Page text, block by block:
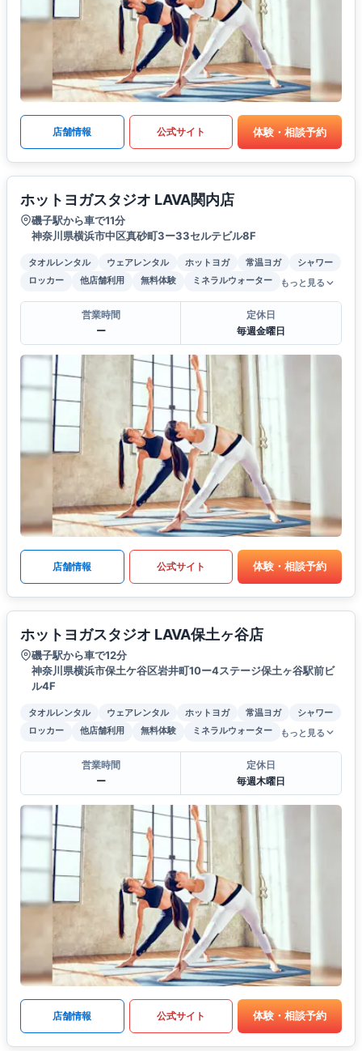
店舗情報 公式サイト 体験・相談予約
ホットヨガスタジオ LAVA関内店
磯子駅から車で11分
神奈川県横浜市中区真砂町3ー33セルテビル8F
タオルレンタル ウェアレンタル ホットヨガ 常温ヨガ
シャワー
ロッカー
他店舗利用 無料体験 ミネラルウォーター もっと見る
営業時間
ー
定休日
毎週金曜日
店舗情報 公式サイト 体験・相談予約
ホットヨガスタジオ LAVA保土ヶ谷店
磯子駅から車で12分
神奈川県横浜市保土ケ谷区岩井町10ー4ステージ保土ヶ谷駅前ビ
ル4F
タオルレンタル ウェアレンタル ホットヨガ 常温ヨガ
シャワー
ロッカー
他店舗利用 無料体験 ミネラルウォーター もっと見る
営業時間
ー
定休日
毎週木曜日
店舗情報 公式サイト 体験・相談予約